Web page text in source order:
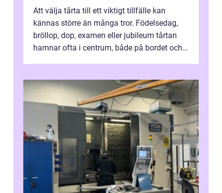
Att välja tårta till ett viktigt tillfälle kan
kännas större än många tror. Födelsedag,
bröllop, dop, examen eller jubileum tårtan
hamnar ofta i centrum, både på bordet och i